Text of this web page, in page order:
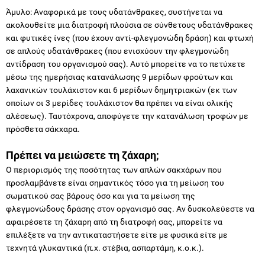
Άμυλο: Αναφορικά με τους υδατάνθρακες, συστήνεται να
ακολουθείτε μια διατροφή πλούσια σε σύνθετους υδατάνθρακες
και φυτικές ίνες (που έχουν αντί-φλεγμονώδη δράση) και φτωχή
σε απλούς υδατάνθρακες (που ενισχύουν την φλεγμονώδη
αντίδραση του οργανισμού σας). Αυτό μπορείτε να το πετύχετε
μέσω της ημερήσιας κατανάλωσης 9 μερίδων φρούτων και
λαχανικών τουλάχιστον και 6 μερίδων δημητριακών (εκ των
οποίων οι 3 μερίδες τουλάχιστον θα πρέπει να είναι ολικής
αλέσεως). Ταυτόχρονα, αποφύγετε την κατανάλωση τροφών με
πρόσθετα σάκχαρα.
Πρέπει να μειώσετε τη ζάχαρη;
Ο περιορισμός της ποσότητας των απλών σακχάρων που
προσλαμβάνετε είναι σημαντικός τόσο για τη μείωση του
σωματικού σας βάρους όσο και για τα μείωση της
φλεγμονώδους δράσης στον οργανισμό σας. Αν δυσκολεύεστε να
αφαιρέσετε τη ζάχαρη από τη διατροφή σας, μπορείτε να
επιλέξετε να την αντικαταστήσετε είτε με φυσικά είτε με
τεχνητά γλυκαντικά (π.χ. στέβια, ασπαρτάμη, κ.ο.κ.).